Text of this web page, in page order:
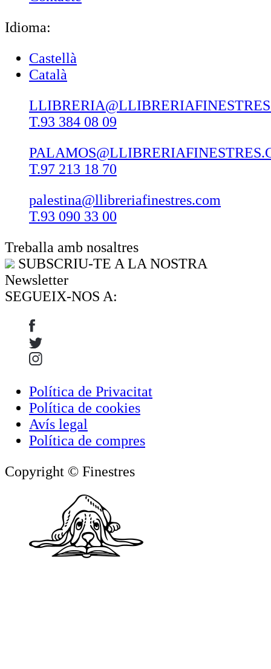
Idioma:
Castellà
Català
T.93 384 08 09
T.97 213 18 70
palestina@llibreriafinestres.com
T.93 090 33 00
Treballa amb nosaltres
SUBSCRIU-TE A LA NOSTRA
Newsletter
SEGUEIX-NOS A:
Política de Privacitat
Política de cookies
Avís legal
Política de compres
Copyright © Finestres